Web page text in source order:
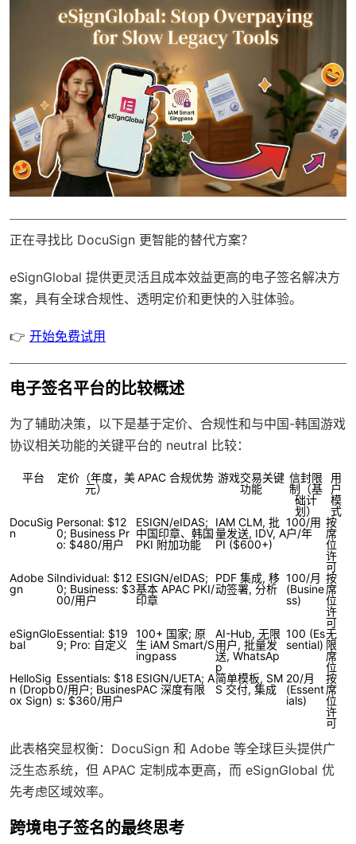
正在寻找比 DocuSign 更智能的替代方案？
eSignGlobal 提供更灵活且成本效益更高的电子签名解决方
案，具有全球合规性、透明定价和更快的入驻体验。
👉 开始免费试用
电子签名平台的比较概述
为了辅助决策，以下是基于定价、合规性和与中国-韩国游戏
协议相关功能的关键平台的 neutral 比较：
平台
定价（年度，美
元）
APAC 合规优势 游戏交易关键
功能
信封限
制（基
础计
划）
用
户
模
式
DocuSig
n
Personal: $12
0; Business Pr
o: $480/用户
ESIGN/eIDAS;
中国印章、韩国
PKI 附加功能
IAM CLM, 批
量发送, IDV, A
PI ($600+)
100/用
户/年
按
席
位
许
可
Adobe Si
gn
Individual: $12
0; Business: $3
00/用户
ESIGN/eIDAS;
基本 APAC PKI/
印章
PDF 集成, 移
动签署, 分析
100/月
(Busine
ss)
按
席
位
许
可
eSignGlo
bal
Essential: $19
9; Pro: 自定义
100+ 国家; 原
生 iAM Smart/S
ingpass
AI-Hub, 无限
用户, 批量发
送, WhatsAp
p
100 (Es
sential)
无
限
席
位
HelloSig
n (Dropb
ox Sign)
Essentials: $18
0/用户; Busines
s: $360/用户
ESIGN/UETA; A
PAC 深度有限
简单模板, SM
S 交付, 集成
20/月
(Essent
ials)
按
席
位
许
可
此表格突显权衡：DocuSign 和 Adobe 等全球巨头提供广
泛生态系统，但 APAC 定制成本更高，而 eSignGlobal 优
先考虑区域效率。
跨境电子签名的最终思考